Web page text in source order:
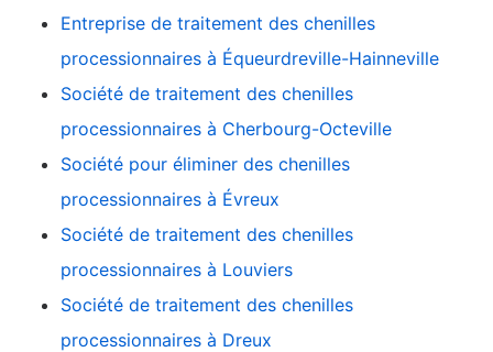
Entreprise de traitement des chenilles
processionnaires à Équeurdreville-Hainneville
Société de traitement des chenilles
processionnaires à Cherbourg-Octeville
Société pour éliminer des chenilles
processionnaires à Évreux
Société de traitement des chenilles
processionnaires à Louviers
Société de traitement des chenilles
processionnaires à Dreux